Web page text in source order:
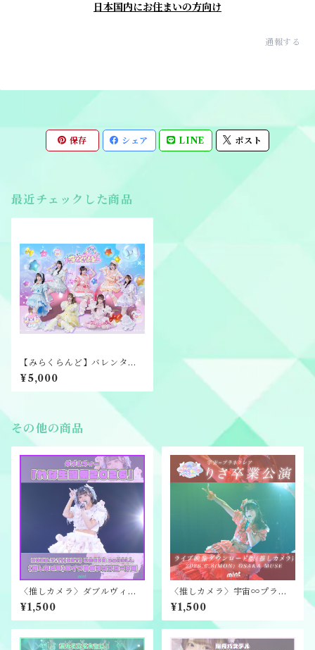
日本国内にお住まいの方向け
通報する
保存 シェア LINE ポスト
最近チェックした商品
【みらくらんど】バレンタイ
ン通販2026
¥5,000
その他の商品
〈推しカメラ〉ダブルヴィー
『れな生誕祭2026』ライブ映
像ダウンロード版
¥1,500
〈推しカメラ〉宇宙∞プラネ
クシア『りさ卒業公演』ライ
ブ映像ダウンロード版
¥1,500